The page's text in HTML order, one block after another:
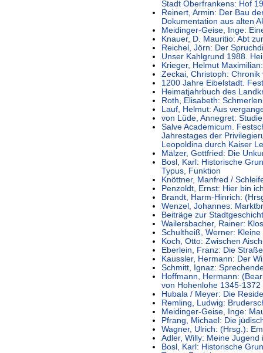
Stadt Oberfrankens: Hof
Reinert, Armin: Der Bau
Dokumentation aus alten
Meidinger-Geise, Inge:
Knauer, D. Mauritio: Abt
Reichel, Jörn: Der
Unser Kahlgrund 1988.
Krieger, Helmut
Zeckai, Christoph:
1200 Jahre Eibelstadt.
Heimatjahrbuch des
Roth, Elisabeth:
Lauf, Helmut: Aus
von Lüde, Annegret:
Salve Academicum.
Jahrestages der
Leopoldina durch Kaiser
Mälzer, Gottfried: Die
Bosl, Karl: Historische
Typus, Funktion
Knöttner, Manfred /
Penzoldt, Ernst: Hier bin
Brandt, Harm-Hinrich:
Wenzel, Johannes:
Beiträge zur
Wailersbacher, Rainer:
Schultheiß, Werner:
Koch, Otto: Zwischen
Eberlein, Franz: Die
Kaussler, Hermann: Der
Schmitt, Ignaz:
Hoffmann, Hermann:
von Hohenlohe 1345-1372
Hubala / Meyer: Die
Remling, Ludwig:
Meidinger-Geise, Inge:
Pfrang, Michael: Die
Wagner, Ulrich: (Hrsg.):
Adler, Willy: Meine Jugend
Bosl, Karl: Historische